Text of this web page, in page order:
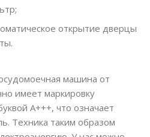
открытие дверцы
машина от
имеет маркировку
А+++, что означает
Техника таким образом